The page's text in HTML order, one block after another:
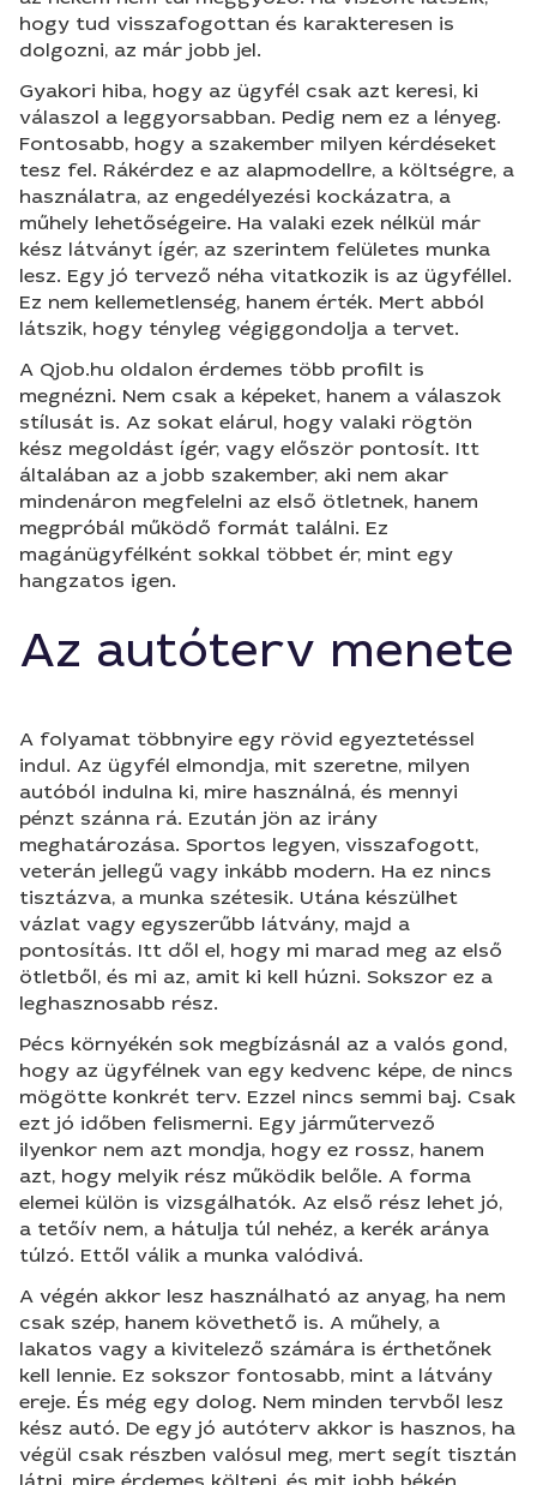
hogy tud visszafogottan és karakteresen is
dolgozni, az már jobb jel.
Gyakori hiba, hogy az ügyfél csak azt keresi, ki
válaszol a leggyorsabban. Pedig nem ez a lényeg.
Fontosabb, hogy a szakember milyen kérdéseket
tesz fel. Rákérdez e az alapmodellre, a költségre, a
használatra, az engedélyezési kockázatra, a
műhely lehetőségeire. Ha valaki ezek nélkül már
kész látványt ígér, az szerintem felületes munka
lesz. Egy jó tervező néha vitatkozik is az ügyféllel.
Ez nem kellemetlenség, hanem érték. Mert abból
látszik, hogy tényleg végiggondolja a tervet.
A Qjob.hu oldalon érdemes több profilt is
megnézni. Nem csak a képeket, hanem a válaszok
stílusát is. Az sokat elárul, hogy valaki rögtön
kész megoldást ígér, vagy először pontosít. Itt
általában az a jobb szakember, aki nem akar
mindenáron megfelelni az első ötletnek, hanem
megpróbál működő formát találni. Ez
magánügyfélként sokkal többet ér, mint egy
hangzatos igen.
Az autóterv menete
A folyamat többnyire egy rövid egyeztetéssel
indul. Az ügyfél elmondja, mit szeretne, milyen
autóból indulna ki, mire használná, és mennyi
pénzt szánna rá. Ezután jön az irány
meghatározása. Sportos legyen, visszafogott,
veterán jellegű vagy inkább modern. Ha ez nincs
tisztázva, a munka szétesik. Utána készülhet
vázlat vagy egyszerűbb látvány, majd a
pontosítás. Itt dől el, hogy mi marad meg az első
ötletből, és mi az, amit ki kell húzni. Sokszor ez a
leghasznosabb rész.
Pécs környékén sok megbízásnál az a valós gond,
hogy az ügyfélnek van egy kedvenc képe, de nincs
mögötte konkrét terv. Ezzel nincs semmi baj. Csak
ezt jó időben felismerni. Egy járműtervező
ilyenkor nem azt mondja, hogy ez rossz, hanem
azt, hogy melyik rész működik belőle. A forma
elemei külön is vizsgálhatók. Az első rész lehet jó,
a tetőív nem, a hátulja túl nehéz, a kerék aránya
túlzó. Ettől válik a munka valódivá.
A végén akkor lesz használható az anyag, ha nem
csak szép, hanem követhető is. A műhely, a
lakatos vagy a kivitelező számára is érthetőnek
kell lennie. Ez sokszor fontosabb, mint a látvány
ereje. És még egy dolog. Nem minden tervből lesz
kész autó. De egy jó autóterv akkor is hasznos, ha
végül csak részben valósul meg, mert segít tisztán